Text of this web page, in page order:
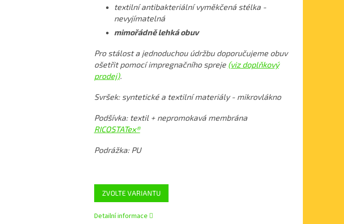
ZVOLTE VARIANTU
textilní antibakteriální vyměkčená stélka -
nevyjímatelná
mimořádně lehká obuv
Pro stálost a jednoduchou údržbu doporučujeme obuv
ošetřit pomocí impregnačního spreje (viz doplňkový
prodej).
Svršek: syntetické a textilní materiály - mikrovlákno
Podšívka: textil + nepromokavá membrána
RICOSTATex®
Podrážka: PU
Detailní informace